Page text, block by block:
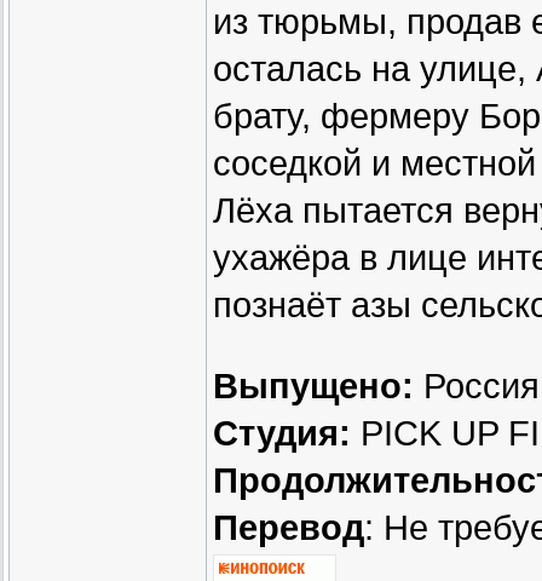
из тюрьмы, продав
осталась на
брату, фермеру
соседкой и
Лёха пытается
ухажёра в лице
познаёт азы
Выпущено: Россия
Студия: PICK UP
Перевод: Не